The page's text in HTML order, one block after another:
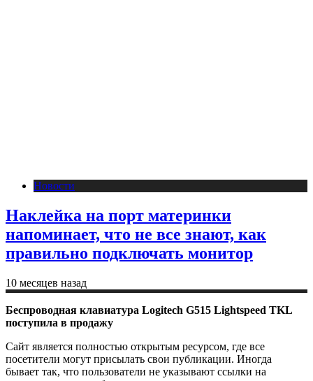
Новости
Наклейка на порт материнки
напоминает, что не все знают, как
правильно подключать монитор
10 месяцев назад
Беспроводная клавиатура Logitech G515 Lightspeed TKL
поступила в продажу
Сайт является полностью открытым ресурсом, где все
посетители могут присылать свои публикации. Иногда
бывает так, что пользователи не указывают ссылки на